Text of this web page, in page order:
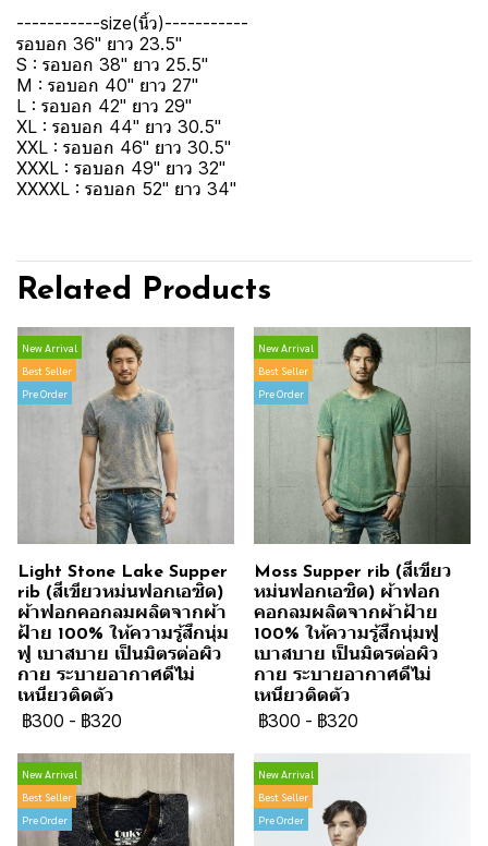
-----------size(นิ้ว)-----------
รอบอก 36" ยาว 23.5"
S : รอบอก 38" ยาว 25.5"
M : รอบอก 40" ยาว 27"
L : รอบอก 42" ยาว 29"
XL : รอบอก 44" ยาว 30.5"
XXL : รอบอก 46" ยาว 30.5"
XXXL : รอบอก 49" ยาว 32"
XXXXL : รอบอก 52" ยาว 34"
Related Products
New Arrival
Best Seller
Pre Order
Light Stone Lake Supper
rib (สีเขียวหม่นฟอกเอซิด)
ผ้าฟอกคอกลมผลิตจากผ้า
ฝ้าย 100% ให้ความรู้สึกนุ่ม
ฟู เบาสบาย เป็นมิตรต่อผิว
กาย ระบายอากาศดีไม่
เหนียวติดตัว
฿300 - ฿320
New Arrival
Best Seller
Pre Order
Moss Supper rib (สีเขียว
หม่นฟอกเอซิด) ผ้าฟอก
คอกลมผลิตจากผ้าฝ้าย
100% ให้ความรู้สึกนุ่มฟู
เบาสบาย เป็นมิตรต่อผิว
กาย ระบายอากาศดีไม่
เหนียวติดตัว
฿300 - ฿320
New Arrival
Best Seller
Pre Order
New Arrival
Best Seller
Pre Order